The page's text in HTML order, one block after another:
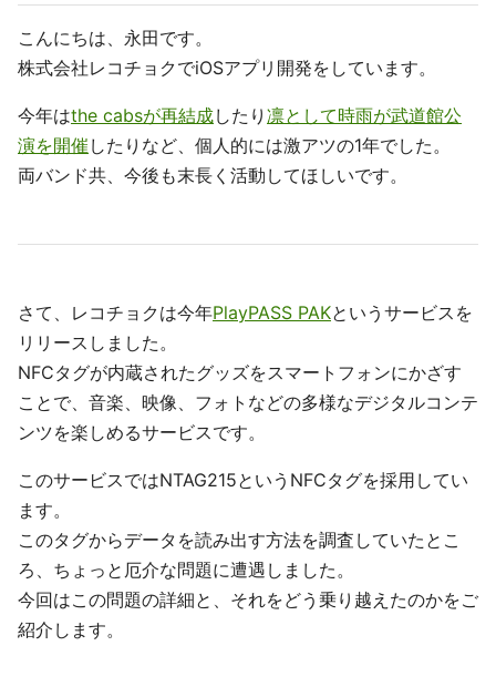
こんにちは、永田です。
株式会社レコチョクでiOSアプリ開発をしています。
今年はthe cabsが再結成したり 凛として時雨が武道館公
演を開催 したりなど、個人的には激アツの1年でした。
両バンド共、今後も末長く活動してほしいです。
さて、レコチョクは今年PlayPASS PAKというサービスを
リリースしました。
NFCタグが内蔵されたグッズをスマートフォンにかざす
ことで、音楽、映像、フォトなどの多様なデジタルコンテ
ンツを楽しめるサービスです。
このサービスではNTAG215というNFCタグを採用してい
ます。
このタグからデータを読み出す方法を調査していたとこ
ろ、ちょっと厄介な問題に遭遇しました。
今回はこの問題の詳細と、それをどう乗り越えたのかをご
紹介します。